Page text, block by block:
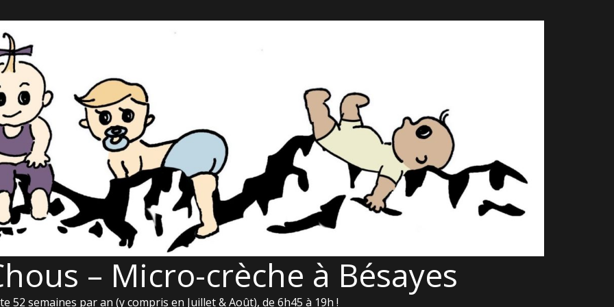
– Micro-crèche à Bésayes
52 semaines par an (y compris en Juillet & Août), de 6h45 à 19h !